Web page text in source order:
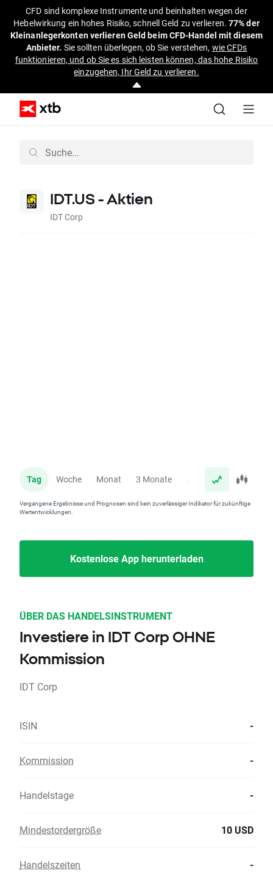
CFD sind komplexe Instrumente und beinhalten wegen der
Hebelwirkung ein hohes Risiko, schnell Geld zu verlieren.77% der
Kleinanlegerkonten verlieren Geld beim CFD-Handel mit diesem
Anbieter. Sie sollten überlegen, ob Sie verstehen, wie CFDs
funktionieren, und ob Sie es sich leisten können, das hohe Risiko
einzugehen, Ihr Geld zu verlieren.
IDT.US - Aktien
IDT Corp
Tag Woche Monat 3 Monate Jahr
Vergangene Ergebnisse und Prognosen sind kein zuverlässiger Indikator für zukünftige
Wertentwicklungen.
Kostenlose App herunterladen
ÜBER DAS HANDELSINSTRUMENT
Investiere in IDT Corp OHNE
Kommission
IDT Corp
ISIN -
Kommission -
Handelstage -
Mindestordergröße 10 USD
Handelszeiten -